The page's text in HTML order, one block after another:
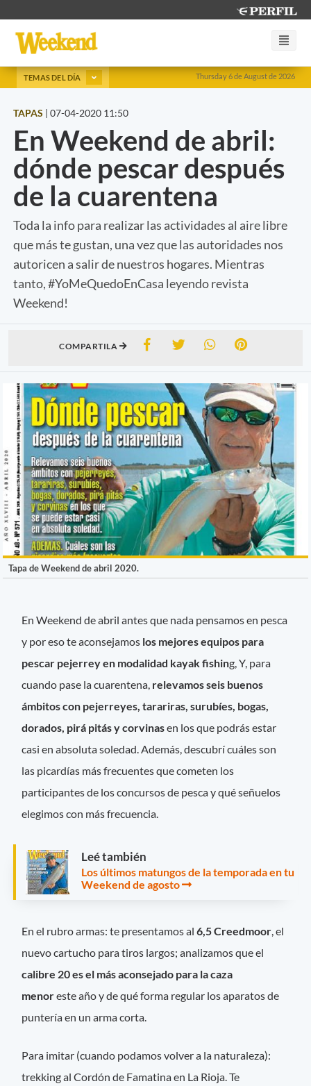
Thursday 6 de August de 2026
TEMAS DEL DÍA
TAPAS | 07-04-2020 11:50
En Weekend de abril:
dónde pescar después
de la cuarentena
Toda la info para realizar las actividades al aire libre
que más te gustan, una vez que las autoridades nos
autoricen a salir de nuestros hogares. Mientras
tanto, #YoMeQuedoEnCasa leyendo revista
Weekend!
COMPARTILA
Tapa de Weekend de abril 2020.
En Weekend de abril antes que nada pensamos en pesca
y por eso te aconsejamos los mejores equipos para
pescar pejerrey en modalidad kayak fishing, Y, para
cuando pase la cuarentena, relevamos seis buenos
ámbitos con pejerreyes, tarariras, surubíes, bogas,
dorados, pirá pitás y corvinasen los que podrás estar
casi en absoluta soledad. Además, descubrí cuáles son
las picardías más frecuentes que cometen los
participantes de los concursos de pesca y qué señuelos
elegimos con más frecuencia.
Leé también
Los últimos matungos de la temporada en tu
Weekend de agosto
En el rubro armas: te presentamos al 6,5 Creedmoor, el
nuevo cartucho para tiros largos; analizamos que el
calibre 20 es el más aconsejado para la caza
menoreste año y de qué forma regular los aparatos de
puntería en un arma corta.
Para imitar (cuando podamos volver a la naturaleza):
trekking al Cordón de Famatina en La Rioja. Te